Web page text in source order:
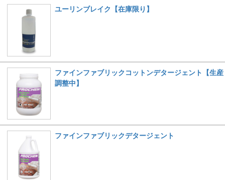
ユーリンブレイク【在庫限り】
ファインファブリックコットンデタージェント【生産
調整中】
ファインファブリックデタージェント